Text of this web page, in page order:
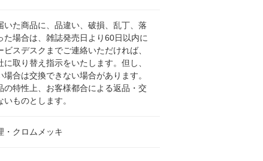
いた商品に、品違い、破損、乱丁、落
た場合は、雑誌発売日より60日以内に
ビスデスクまでご連絡いただければ、
に取り替え指示をいたします。但し、
場合は交換できない場合があります。
の特性上、お客様都合による返品・交
いものとします。
・クロムメッキ